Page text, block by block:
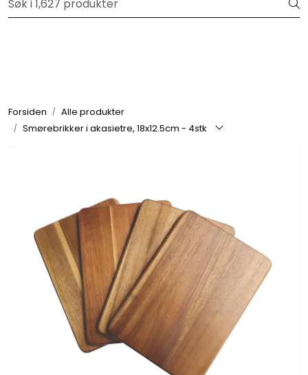
Skip to main contentVelkommen til vår forhandlerportal
Forsiden
Alle produkter
Smørebrikker i akasietre, 18x12.5cm - 4stk
Om oss